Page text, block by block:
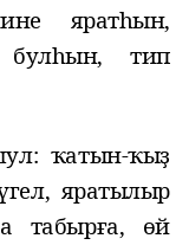
яратһын,
тип
ҡатын-ҡыҙ
яратылыр
табырға, өй